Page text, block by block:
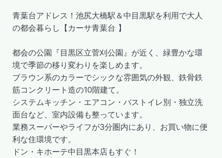
青葉台アドレス！池尻大橋駅＆中目黒駅を利用で大人
の都会暮らし【カーサ青葉台 】
都会の公園『目黒区立菅刈公園』が近く、緑豊かな環
境で季節の移り変わりを楽しめます。
ブラウン系のカラーでシックな雰囲気の外観、鉄骨鉄
筋コンクリート造の10階建て。
システムキッチン・エアコン・バストイレ別・独立洗
面台など、室内設備も整っています。
業務スーパーやライフが3分圏内にあり、お買い物に便
利な住環境です。
ドン・キホーテ中目黒本店もすぐ！